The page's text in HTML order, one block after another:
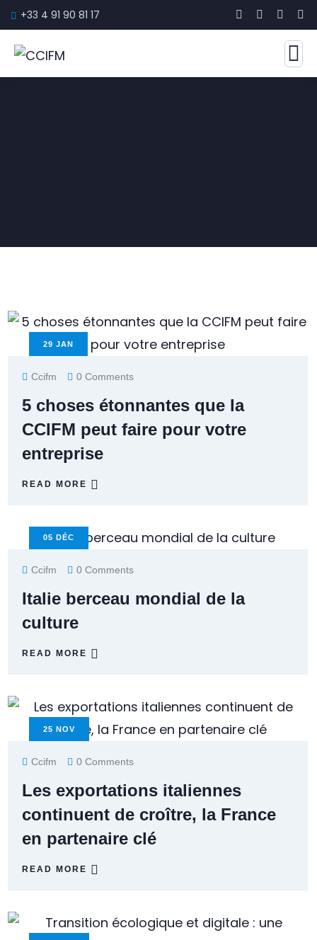
+33 4 91 90 81 17
29 JAN
Ccifm 0 Comments
5 choses étonnantes que la
CCIFM peut faire pour votre
entreprise
READ MORE
05 DÉC
Ccifm 0 Comments
Italie berceau mondial de la
culture
READ MORE
25 NOV
Ccifm 0 Comments
Les exportations italiennes
continuent de croître, la France
en partenaire clé
READ MORE